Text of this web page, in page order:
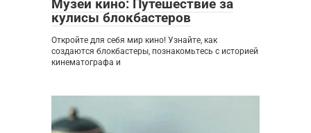
Музеи кино: Путешествие за
кулисы блокбастеров
Откройте для себя мир кино! Узнайте, как
создаются блокбастеры, познакомьтесь с историей
кинематографа и